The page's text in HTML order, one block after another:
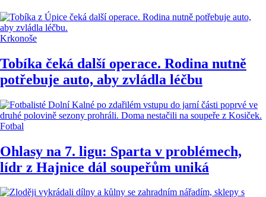
Krkonoše
Tobíka čeká další operace. Rodina nutně
potřebuje auto, aby zvládla léčbu
Fotbal
Ohlasy na 7. ligu: Sparta v problémech,
lídr z Hajnice dál soupeřům uniká